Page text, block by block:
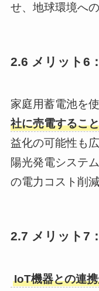
せ、地球環境へ
2.6 メリット6
家庭用蓄電池を
社に売電するこ
益化の可能性も
陽光発電システ
の電力コスト削
2.7 メリット7
IoT機器との連